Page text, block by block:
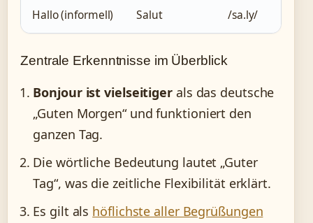
Hallo (informell) Salut /sa.ly/
Zentrale Erkenntnisse im Überblick
Bonjour ist vielseitiger als das deutsche
„Guten Morgen“ und funktioniert den
ganzen Tag.
Die wörtliche Bedeutung lautet „Guter
Tag“, was die zeitliche Flexibilität erklärt.
Es gilt als höflichste aller Begrüßungen